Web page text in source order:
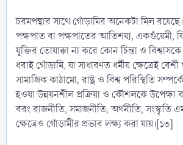
চরমপন্থার সাথে গোঁড়ামির অনেকটা মিল
পক্ষপাত বা পক্ষপাতের আতিশয্য, একগুঁয়েমী,
যুক্তির তোয়াক্কা না করে কোন চিন্তা ও
ধরাই গোঁড়ামি, যা সাধারণত ধর্মীয় ক্ষেত্রেই
সামাজিক কাঠামো, রাষ্ট্র ও বিশ্ব পরিস্থিতি
হওয়া উন্নয়নশীল প্রক্রিয়া ও কৌশলকে উপেক্ষা
বরং রাজনীতি, সমাজনীতি, অর্থনীতি, সংস্কৃতি
ক্ষেত্রেও গোঁড়ামীর প্রভাব লক্ষ্য করা যায়।[১৩]